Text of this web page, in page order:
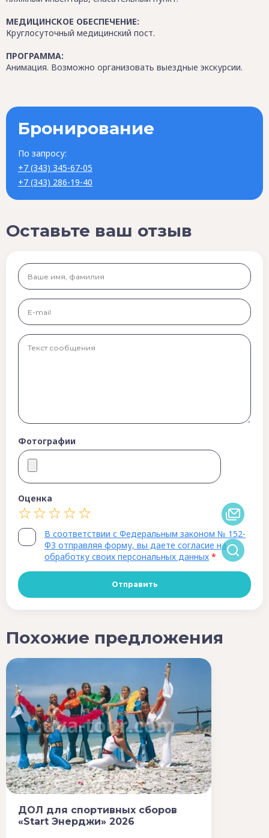
МЕДИЦИНСКОЕ ОБЕСПЕЧЕНИЕ:
Круглосуточный медицинский пост.
ПРОГРАММА:
Анимация. Возможно организовать выездные экскурсии.
Бронирование
По запросу:
+7 (343) 345-67-05
+7 (343) 286-19-40
Оставьте ваш отзыв
Фотографии
Оценка
В соответствии с Федеральным законом № 152-
ФЗ отправляя форму, вы даете согласие на
обработку своих персональных данных *
Похожие предложения
ДОЛ для спортивных сборов
«Start Энерджи» 2026